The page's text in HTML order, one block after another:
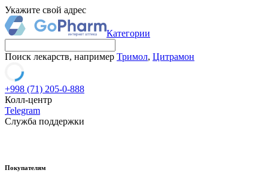
Укажите свой адрес
Категории
Поиск лекарств, например Тримол, Цитрамон
+998 (71) 205-0-888
Колл-центр
Telegram
Служба поддержки
Покупателям